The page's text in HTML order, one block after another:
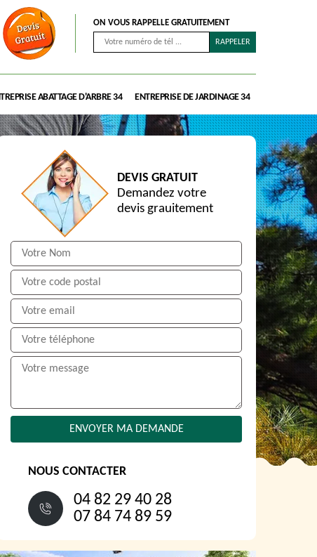
ON VOUS RAPPELLE GRATUITEMENT
ABATTAGE D'ARBRE 34 ENTREPRISE DE JARDINAGE 34
DEVIS GRATUIT
Demandez votre
devis grauitement
NOUS CONTACTER
04 82 29 40 28
07 84 74 89 59